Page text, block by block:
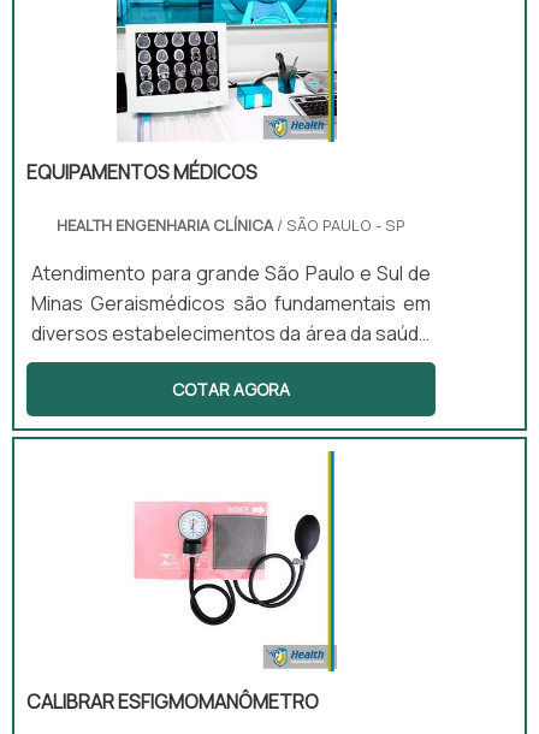
paciente. Algumas podem ser oferecidas
com ou sem luva dianteira para retenção de
ar. As peras são fabricadas em látex e
podem ter tamanho pequeno, médio ou .
EQUIPAMENTOS MÉDICOS
HEALTH ENGENHARIA CLÍNICA/ SÃO PAULO - SP
Atendimento para grande São Paulo e Sul de
Minas Geraismédicos são fundamentais em
diversos estabelecimentos da área da saúde
e podem realizar diversos tipos de exames,
melhorando a saúde dos pacientes e
prevenindo que estes contraiam
doenças.Eles podem ser adquiridos em
caso seja necessário, poderão passar por
manutenções, sejam elas, preventivas, com
o intuito de evitar que os erros aconteçam,
ou corretivas, que são feitas para corrigir
COTAR AGORA
CALIBRAR ESFIGMOMANÔ­METRO